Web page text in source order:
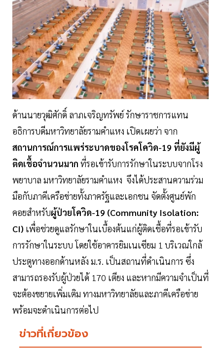
ด้านนายวุฒิศักดิ์ ลาภเจริญทรัพย์ รักษาราชการแทน
อธิการบดีมหาวิทยาลัยรามคำแหง เปิดเผยว่า จาก
สถานการณ์การแพร่ระบาดของโรคโควิด-19 ที่ยังมีผู้
ติดเชื้อจำนวนมาก ที่รอเข้ารับการรักษาในระบบจากโรง
พยาบาล มหาวิทยาลัยรามคำแหง จึงได้ประสานความร่วม
มือกับภาคีเครือข่ายทั้งภาครัฐและเอกชน จัดตั้งศูนย์พัก
คอยสำหรับผู้ป่วยโควิด-19 (Community Isolation:
CI) เพื่อช่วยดูแลรักษาในเบื้องต้นแก่ผู้ติดเชื้อที่รอเข้ารับ
การรักษาในระบบ โดยใช้อาคารยิมเนเซียม 1 บริเวณใกล้
ประตูทางออกด้านหลัง ม.ร. เป็นสถานที่ดำเนินการ ซึ่ง
สามารถรองรับผู้ป่วยได้ 170 เตียง และหากมีความจำเป็นที่
จะต้องขยายเพิ่มเติม ทางมหาวิทยาลัยและภาคีเครือข่าย
พร้อมจะดำเนินการต่อไป
ข่าวที่เกี่ยวข้อง